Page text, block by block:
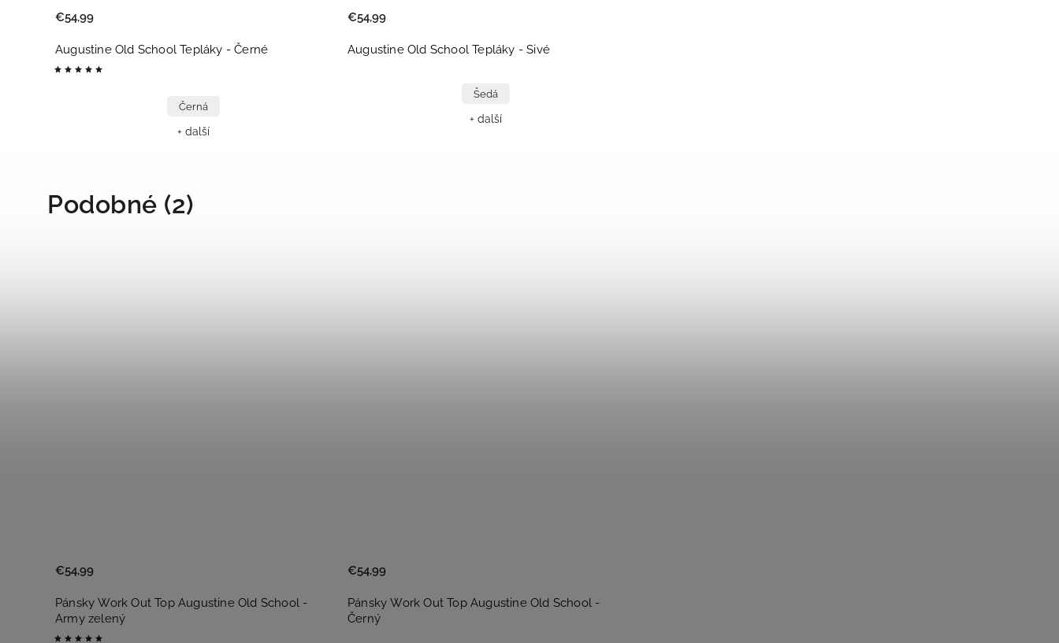
Augustine Old School Tepláky - Černé
€54,99
Černá
+ další
Augustine Old School Tepláky - Sivé
€54,99
Šedá
+ další
Podobné (2)
Pánsky Work Out Top Augustine Old School -
Army zelený
€54,99
Pánsky Work Out Top Augustine Old School -
Černý
€54,99